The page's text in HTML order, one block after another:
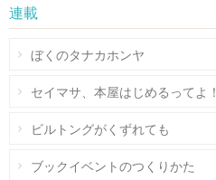
連載
ぼくのタナカホンヤ
セイマサ、本屋はじめるってよ！
ビルトングがくずれても
ブックイベントのつくりかた